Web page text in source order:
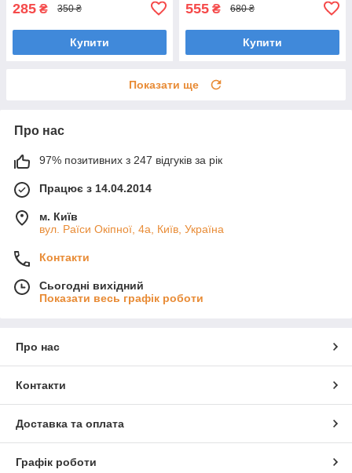
285 ₴ 350 ₴
Купити
555 ₴ 680 ₴
Купити
Показати ще
Про нас
97% позитивних з 247 відгуків за рік
Працює з 14.04.2014
м. Київ
вул. Раїси Окіпної, 4а, Київ, Україна
Контакти
Сьогодні вихідний
Показати весь графік роботи
Про нас
Контакти
Доставка та оплата
Графік роботи